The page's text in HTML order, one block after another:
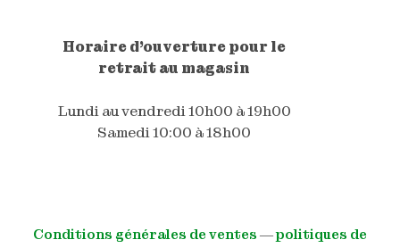
Horaire d'ouverture pour le
retrait au magasin
Lundi au vendredi 10h00 à 19h00
Samedi 10:00 à 18h00
Conditions générales de ventes ―politiques de